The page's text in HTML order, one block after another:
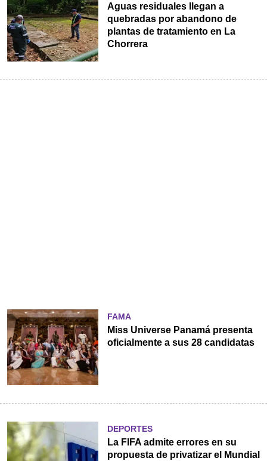
Aguas residuales llegan a
quebradas por abandono de
plantas de tratamiento en La
Chorrera
FAMA
Miss Universe Panamá presenta
oficialmente a sus 28 candidatas
DEPORTES
La FIFA admite errores en su
propuesta de privatizar el Mundial